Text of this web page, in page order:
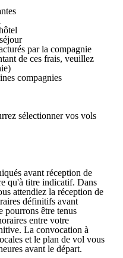
par la compagnie
de ces frais, veuillez
compagnies
sélectionner vos vols
avant réception de
qu'à titre indicatif. Dans
attendiez la réception de
définitifs avant
pourrons être tenus
entre votre
La convocation à
et le plan de vol vous
avant le départ.